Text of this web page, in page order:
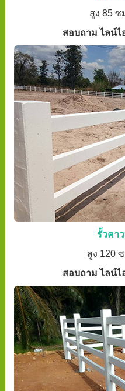
สูง 85
สอบถาม ไลน์ไ
รั้วคา
สูง 120
สอบถาม ไลน์ไ